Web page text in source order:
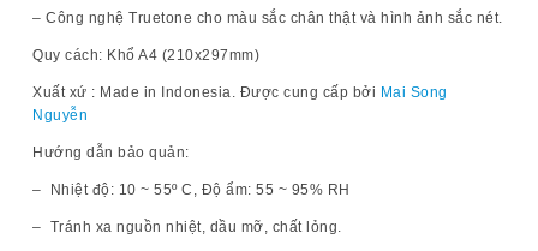
– Công nghệ Truetone cho màu sắc chân thật và hình ảnh sắc nét.
Quy cách: Khổ A4 (210x297mm)
Xuất xứ : Made in Indonesia. Được cung cấp bởi Mai Song
Nguyễn
Hướng dẫn bảo quản:
– Nhiệt độ: 10 ~ 55º C, Độ ẩm: 55 ~ 95% RH
– Tránh xa nguồn nhiệt, dầu mỡ, chất lỏng.